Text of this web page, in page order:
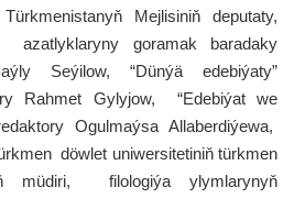
Mejlisiniň deputaty,
goramak baradaky
Seýilow, “Dünýä edebiýaty”
Rahmet Gylyjow, “Edebiýat we
Ogulmaýsa Allaberdiýewa,
döwlet uniwersitetiniň türkmen
müdiri, filologiýa ylymlarynyň